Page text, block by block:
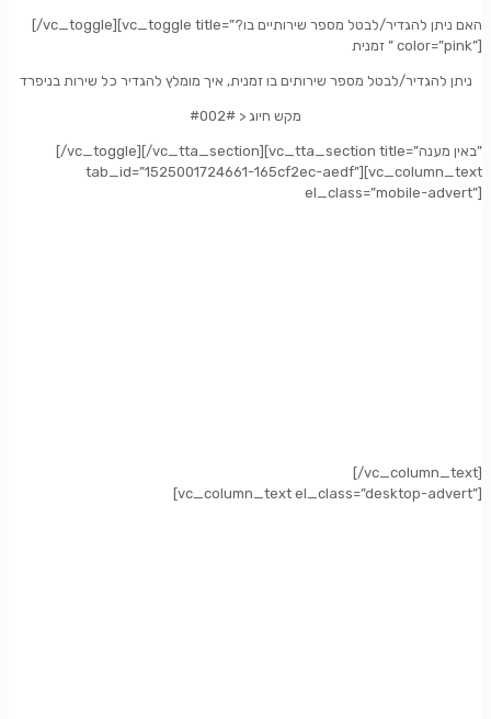
[/vc_toggle][vc_toggle title=”?האם ניתן להגדיר/לבטל מספר שירותיים בו
זמנית ” color=”pink”]
ניתן להגדיר/לבטל מספר שירותים בו זמנית, איך מומלץ להגדיר כל שירות בניפרד
#002# > מקש חיוג
[/vc_toggle][/vc_tta_section][vc_tta_section title=”באין מענה”
tab_id=”1525001724661-165cf2ec-aedf”][vc_column_text
el_class=”mobile-advert”]
[/vc_column_text]
[vc_column_text el_class=”desktop-advert”]